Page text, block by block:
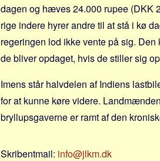
dagen og hæves 24.000 rupee (DKK
rige indere hyrer andre til at stå i kø
regeringen lod ikke vente på sig.
de bliver opdaget, hvis de stiller sig
Imens står halvdelen af Indiens
for at kunne køre videre.
bryllupsgaverne er ramt af den
Skribentmail: info@jlkm.dk